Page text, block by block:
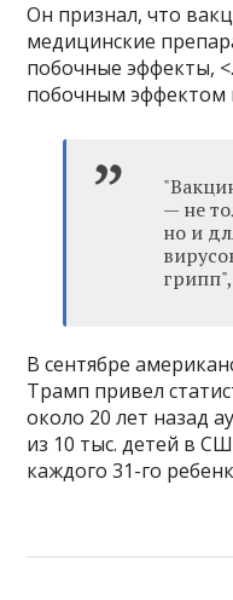
Он признал, что
медицинские
побочные эффекты,
побочным эффектом
— не
но и
В сентябре
Трамп привел
около 20 лет назад
из 10 тыс. детей в
каждого 31-го